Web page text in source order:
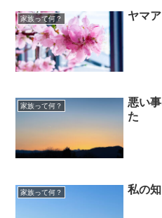
家族って何？ ヤマ
家族って何？
悪い
た
家族って何？ 私の